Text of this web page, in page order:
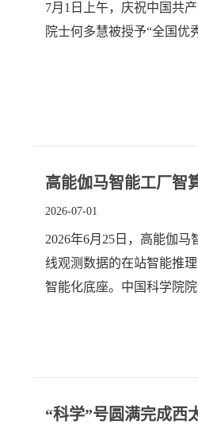
7月1日上午，庆祝中国共
院士何多慧被授予“全国优
高能伽马智能工厂智
2026-07-01
2026年6月25日，高能伽
线观测数据的在站智能推
智能化底座。中国科学院
“科学”号圆满完成西